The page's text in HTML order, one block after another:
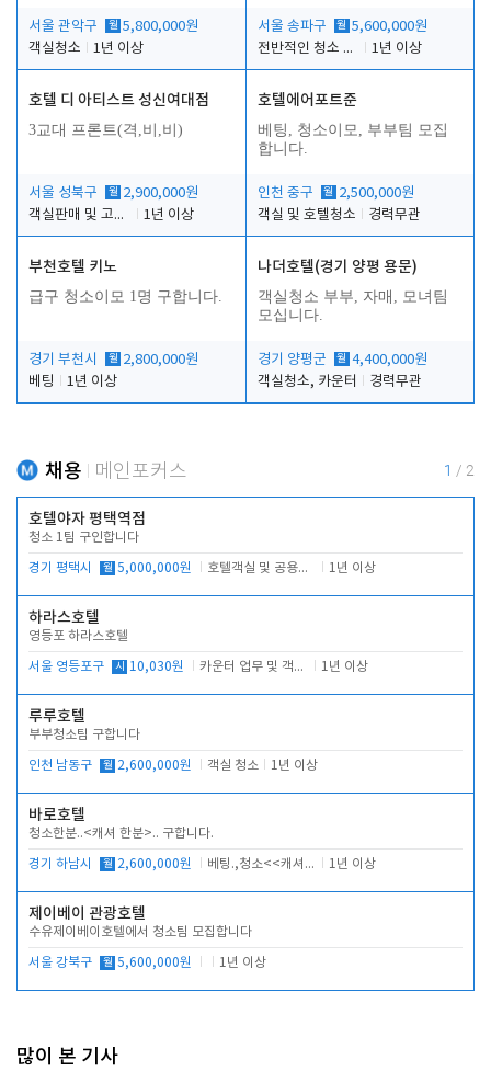
서울 관악구 월 5,800,000원
객실청소
1년 이상
서울 송파구 월 5,600,000원
전반적인 청소 업무(객실청소.객실정리)
1년 이상
호텔 디 아티스트 성신여대점
3교대 프론트(격,비,비)
서울 성북구 월 2,900,000원
객실판매 및 고객응대
1년 이상
호텔에어포트준
베팅, 청소이모, 부부팀 모집
합니다.
인천 중구 월 2,500,000원
객실 및 호텔청소
경력무관
부천호텔 키노
급구 청소이모 1명 구합니다.
경기 부천시 월 2,800,000원
베팅
1년 이상
나더호텔(경기 양평 용문)
객실청소 부부, 자매, 모녀팀
모십니다.
경기 양평군 월 4,400,000원
객실청소, 카운터
경력무관
채용 메인포커스 1 / 2
호텔야자 평택역점
청소 1팀 구인합니다
경기 평택시 월 5,000,000원 호텔객실 및 공용시설 청소 관리 1년 이상
하라스호텔
영등포 하라스호텔
서울 영등포구 시 10,030원 카운터 업무 및 객실관리(청소상태 확인, 객실판매) 1년 이상
루루호텔
부부청소팀 구합니다
인천 남동구 월 2,600,000원 객실 청소 1년 이상
바로호텔
청소한분..<캐셔 한분>.. 구합니다.
경기 하남시 월 2,600,000원 베팅.,청소<<캐셔 모셔봅니다. 1년 이상
제이베이 관광호텔
수유제이베이호텔에서 청소팀 모집합니다
서울 강북구 월 5,600,000원 1년 이상
많이 본 기사